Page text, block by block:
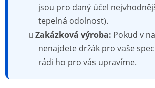
jsou pro daný účel
tepelná odolnost).
Zakázková výroba: Pokud v
nenajdete držák pro vaše
rádi ho pro vás upravíme.